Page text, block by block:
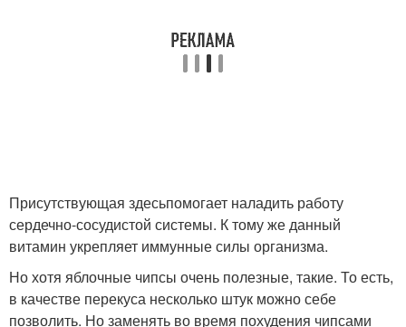
Присутствующая здесьпомогает наладить работу
сердечно-сосудистой системы. К тому же данный
витамин укрепляет иммунные силы организма.
Но хотя яблочные чипсы очень полезные, такие. То есть,
в качестве перекуса несколько штук можно себе
позволить. Но заменять во время похудения чипсами